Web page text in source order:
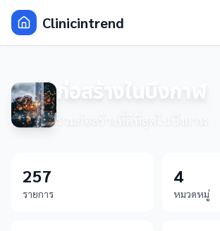
Clinicintrend
ก่อสร้างในบึงกาฬ
รวมก่อสร้างที่ดีที่สุดในบึงกาฬ
257
รายการ
4
หมวดหมู่